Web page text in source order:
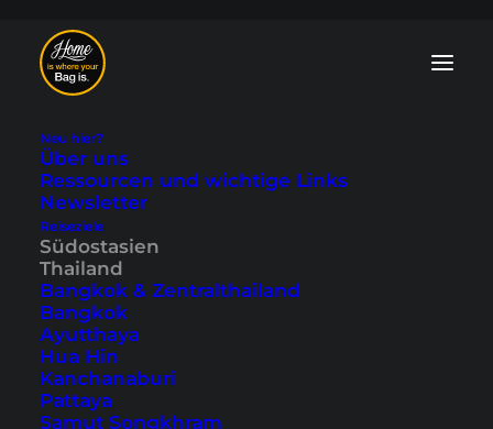
Neu hier?
Über uns
Ressourcen und wichtige Links
Newsletter
Reiseziele
Südostasien
Thailand
Bangkok & Zentralthailand
Bangkok
Ayutthaya
Hua Hin
Kanchanaburi
Pattaya
Samut Songkhram
Koh Samui auf
eigene Faust - eine
Rollertour um die
Zuletzt aktualisiert: 15. November 2025